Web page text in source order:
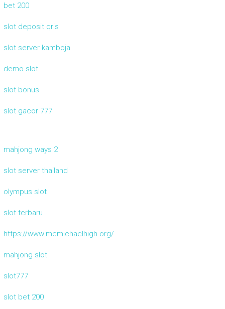
bet 200
slot deposit qris
slot server kamboja
demo slot
slot bonus
slot gacor 777
mahjong ways 2
slot server thailand
olympus slot
slot terbaru
https://www.mcmichaelhigh.org/
mahjong slot
slot777
slot bet 200